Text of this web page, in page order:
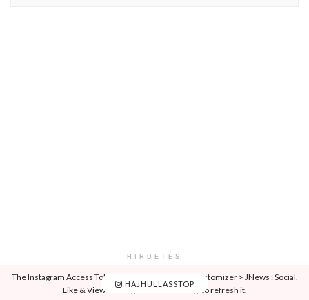
HIRDETÉS
HAJHULLASSTOP
The Instagram Access Token is expired, Go to the Customizer > JNews : Social,
Like & View > Instagram Feed Setting, to refresh it.